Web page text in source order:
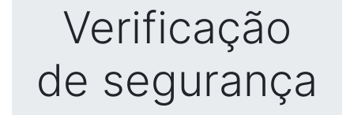
Verificação
de segurança